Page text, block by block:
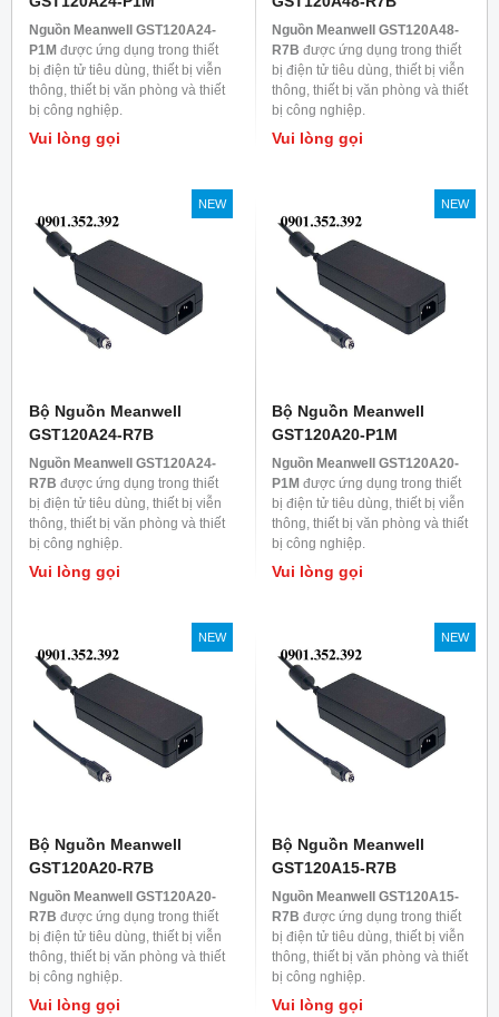
Nguồn Meanwell GST120A24-
P1M được ứng dụng trong thiết
bị điện tử tiêu dùng, thiết bị viễn
thông, thiết bị văn phòng và thiết
bị công nghiệp.
Vui lòng gọi
Nguồn Meanwell GST120A48-
R7B được ứng dụng trong thiết
bị điện tử tiêu dùng, thiết bị viễn
thông, thiết bị văn phòng và thiết
bị công nghiệp.
Vui lòng gọi
NEW
Bộ Nguồn Meanwell
GST120A24-R7B
Nguồn Meanwell GST120A24-
R7B được ứng dụng trong thiết
bị điện tử tiêu dùng, thiết bị viễn
thông, thiết bị văn phòng và thiết
bị công nghiệp.
Vui lòng gọi
NEW
Bộ Nguồn Meanwell
GST120A20-P1M
Nguồn Meanwell GST120A20-
P1M được ứng dụng trong thiết
bị điện tử tiêu dùng, thiết bị viễn
thông, thiết bị văn phòng và thiết
bị công nghiệp.
Vui lòng gọi
NEW
Bộ Nguồn Meanwell
GST120A20-R7B
Nguồn Meanwell GST120A20-
R7B được ứng dụng trong thiết
bị điện tử tiêu dùng, thiết bị viễn
thông, thiết bị văn phòng và thiết
bị công nghiệp.
Vui lòng gọi
NEW
Bộ Nguồn Meanwell
GST120A15-R7B
Nguồn Meanwell GST120A15-
R7B được ứng dụng trong thiết
bị điện tử tiêu dùng, thiết bị viễn
thông, thiết bị văn phòng và thiết
bị công nghiệp.
Vui lòng gọi